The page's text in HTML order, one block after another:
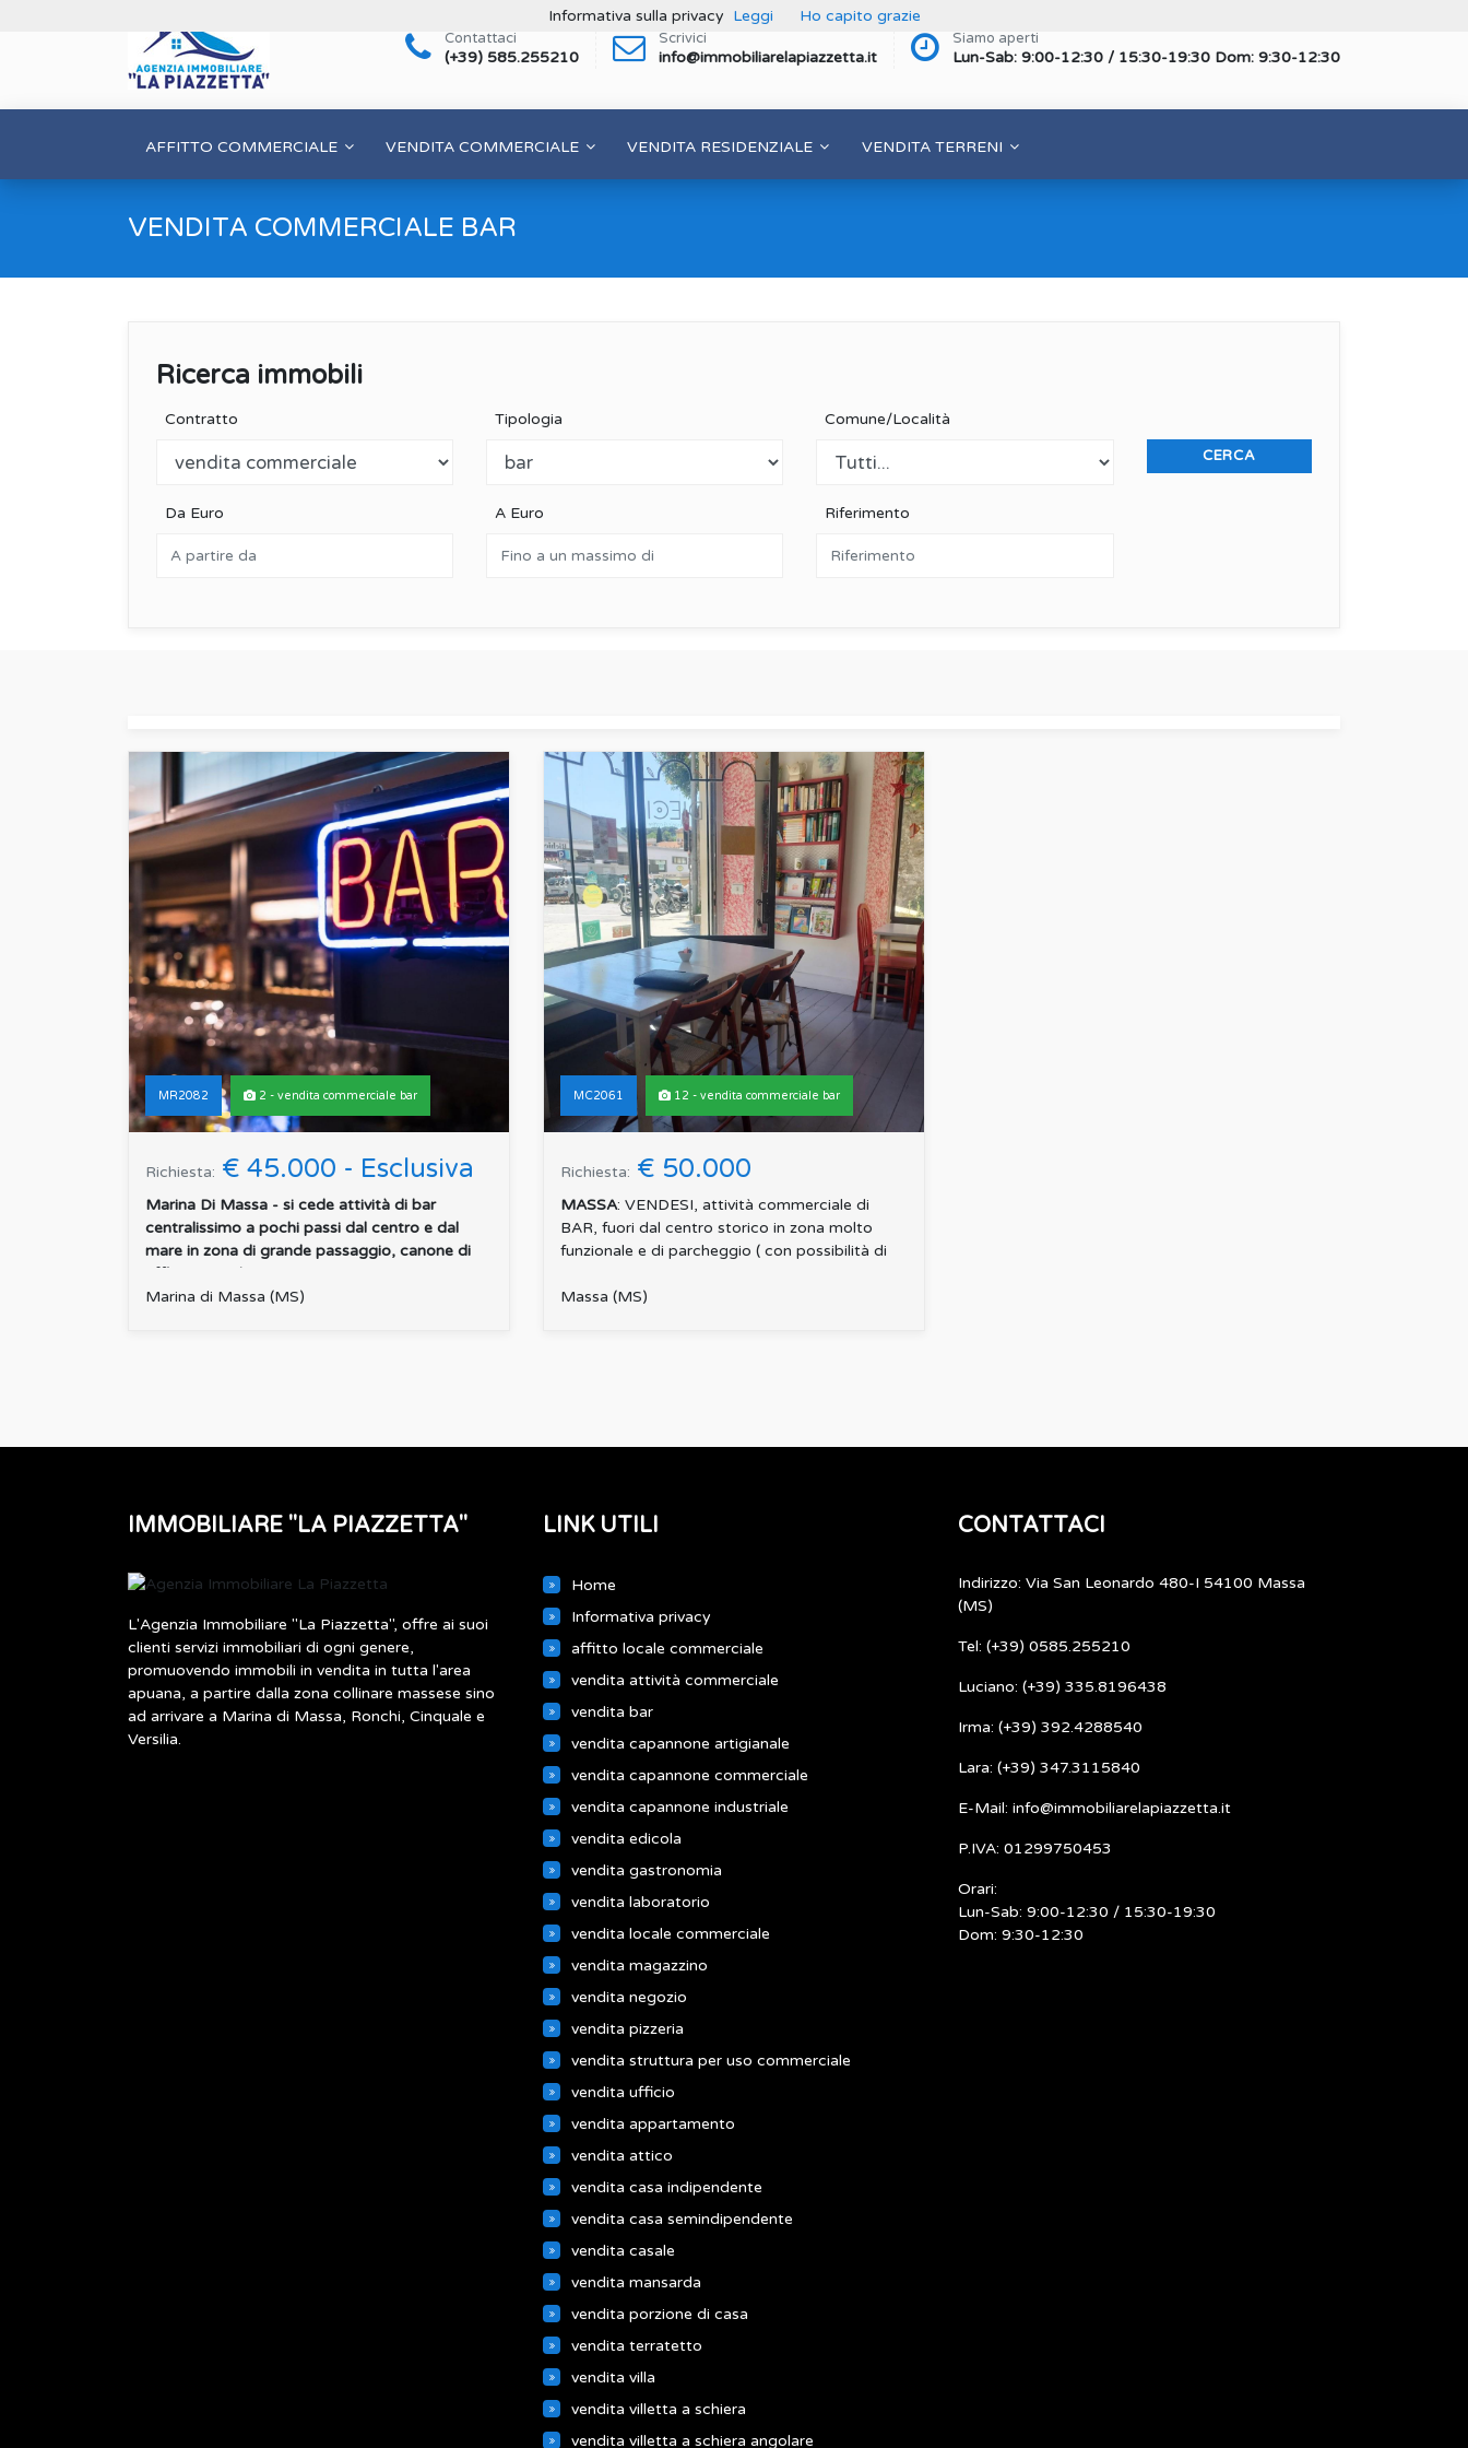
Contattaci
(+39) 585.255210
Scrivici
info@immobiliarelapiazzetta.it
Siamo aperti
Lun-Sab: 9:00-12:30 / 15:30-19:30 Dom: 9:30-12:30
AFFITTO COMMERCIALE VENDITA COMMERCIALE VENDITA RESIDENZIALE VENDITA TERRENI
VENDITA COMMERCIALE BAR
Ricerca immobili
Contratto Tipologia Comune/Località
Da Euro A Euro Riferimento
MR2082 2 - vendita commerciale bar
Richiesta: € 45.000 - Esclusiva
Marina Di Massa - si cede attività di bar
centralissimo a pochi passi dal centro e dal
mare in zona di grande passaggio, canone di
affitto mensile pe...
Marina di Massa (MS)
MC2061 12 - vendita commerciale bar
Richiesta: € 50.000
MASSA: VENDESI, attività commerciale di
BAR, fuori dal centro storico in zona molto
funzionale e di parcheggio ( con possibilità di
Massa (MS)
IMMOBILIARE "LA PIAZZETTA"
L'Agenzia Immobiliare "La Piazzetta", offre ai suoi
clienti servizi immobiliari di ogni genere,
promuovendo immobili in vendita in tutta l'area
apuana, a partire dalla zona collinare massese sino
ad arrivare a Marina di Massa, Ronchi, Cinquale e
Versilia.
LINK UTILI
Home
Informativa privacy
affitto locale commerciale
vendita attività commerciale
vendita bar
vendita capannone artigianale
vendita capannone commerciale
vendita capannone industriale
vendita edicola
vendita gastronomia
vendita laboratorio
vendita locale commerciale
vendita magazzino
vendita negozio
vendita pizzeria
vendita struttura per uso commerciale
vendita ufficio
vendita appartamento
vendita attico
vendita casa indipendente
vendita casa semindipendente
vendita casale
vendita mansarda
vendita porzione di casa
vendita terratetto
vendita villa
vendita villetta a schiera
vendita villetta a schiera angolare
CONTATTACI
Indirizzo: Via San Leonardo 480-I 54100 Massa
(MS)
Tel: (+39) 0585.255210
Luciano: (+39) 335.8196438
Irma: (+39) 392.4288540
Lara: (+39) 347.3115840
E-Mail: info@immobiliarelapiazzetta.it
P.IVA: 01299750453
Orari:
Lun-Sab: 9:00-12:30 / 15:30-19:30
Dom: 9:30-12:30
Informativa sulla privacy Leggi Ho capito grazie